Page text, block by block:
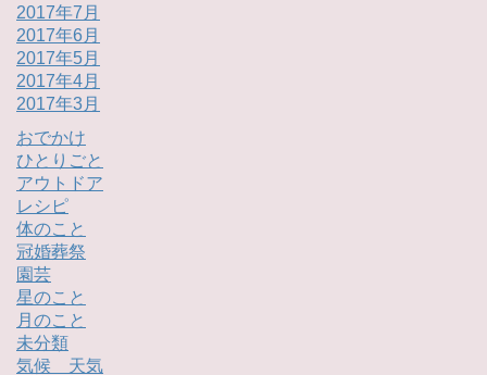
2017年7月
2017年6月
2017年5月
2017年4月
2017年3月
おでかけ
ひとりごと
アウトドア
レシピ
体のこと
冠婚葬祭
園芸
星のこと
月のこと
未分類
気候 天気